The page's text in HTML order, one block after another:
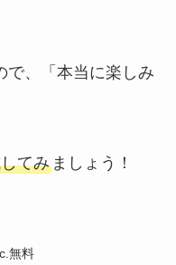
で、「本当に楽しみ
てみましょう！
無料